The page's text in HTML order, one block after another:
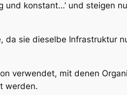
und konstant…’ und steigen
da sie dieselbe Infrastruktur
verwendet, mit denen
werden.